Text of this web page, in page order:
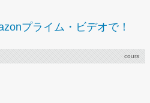
プライム・ビデオで！
cours